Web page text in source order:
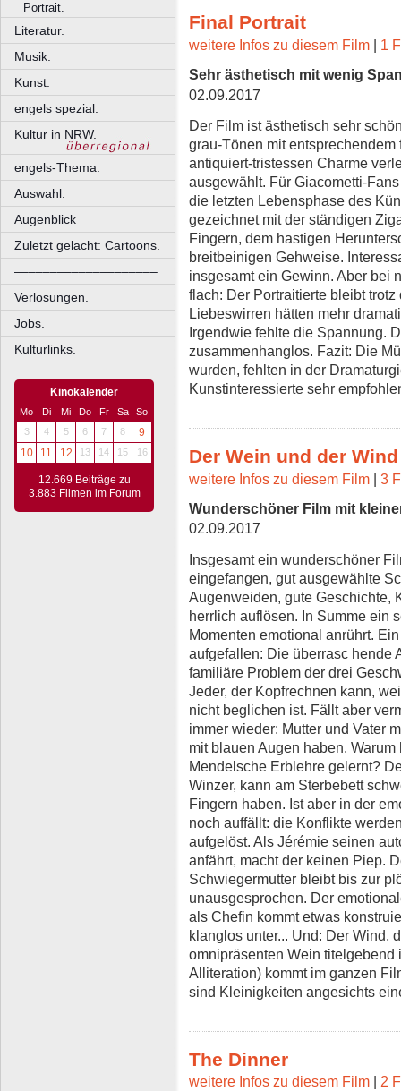
Portrait.
Literatur.
Musik.
Kunst.
engels spezial.
Kultur in NRW.
engels-Thema.
Auswahl.
Augenblick
Zuletzt gelacht: Cartoons.
––––––––––––––––––––
Verlosungen.
Jobs.
Kulturlinks.
Kinokalender
Mo Di Mi Do Fr Sa
So
3
4 5 6 7 8
9
10
11 12 13 14 15 16
12.669 Beiträge zu
3.883 Filmen im Forum
Final Portrait
weitere Infos zu diesem Film | 1
Sehr ästhetisch mit wenig
02.09.2017
Der Film ist ästhetisch sehr
grau-Tönen mit
antiquiert-tristessen Charme
ausgewählt. Für Giacometti-
die letzten Lebensphase des
gezeichnet mit der ständigen
Fingern, dem hastigen
breitbeinigen Gehweise.
insgesamt ein Gewinn. Aber bei
flach: Der Portraitierte bleibt
Liebeswirren hätten mehr
Irgendwie fehlte die Spannung.
zusammenhanglos. Fazit: Die
wurden, fehlten in der
Kunstinteressierte sehr
Der Wein und der Wind
weitere Infos zu diesem Film | 3
Wunderschöner Film mit
02.09.2017
Insgesamt ein wunderschöner
eingefangen, gut ausgewählte
Augenweiden, gute Geschichte,
herrlich auflösen. In Summe ein
Momenten emotional anrührt.
aufgefallen: Die überrasc hende
familiäre Problem der drei
Jeder, der Kopfrechnen kann,
nicht beglichen ist. Fällt aber
immer wieder: Mutter und Vater
mit blauen Augen haben.
Mendelsche Erblehre gelernt?
Winzer, kann am Sterbebett
Fingern haben. Ist aber in der
noch auffällt: die Konflikte
aufgelöst. Als Jérémie seinen
anfährt, macht der keinen Piep.
Schwiegermutter bleibt bis zur
unausgesprochen. Der
als Chefin kommt etwas
klanglos unter... Und: Der Wind,
omnipräsenten Wein
Alliteration) kommt im ganzen
sind Kleinigkeiten angesichts
The Dinner
weitere Infos zu diesem Film
2